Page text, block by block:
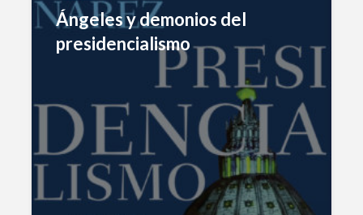
Ángeles y demonios del
presidencialismo